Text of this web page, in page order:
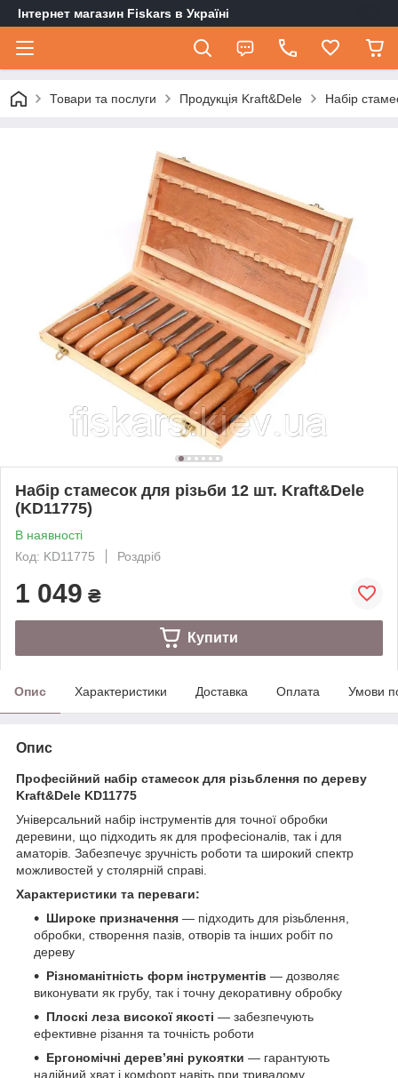
Інтернет магазин Fiskars в Україні
Товари та послуги Продукція Kraft&Dele Набір
Набір стамесок для різьби 12 шт. Kraft&Dele
(KD11775)
В наявності
Код: KD11775
Роздріб
1 049 ₴
Купити
Опис Характеристики Доставка Оплата Умови
Опис
Професійний набір стамесок для різьблення по дереву
Kraft&Dele KD11775
Універсальний набір інструментів для точної обробки
деревини, що підходить як для професіоналів, так і для
аматорів. Забезпечує зручність роботи та широкий спектр
можливостей у столярній справі.
Характеристики та переваги:
Широке призначення — підходить для різьблення,
обробки, створення пазів, отворів та інших робіт по
дереву
Різноманітність форм інструментів — дозволяє
виконувати як грубу, так і точну декоративну обробку
Плоскі леза високої якості — забезпечують
ефективне різання та точність роботи
Ергономічні дерев’яні рукоятки — гарантують
надійний хват і комфорт навіть при тривалому